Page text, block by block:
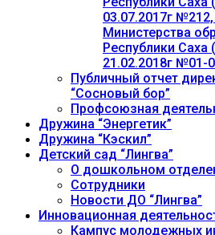
03.07.2017г
Министерства
Республики Саха
21.02.2018г №01-
Публичный отчет
“Сосновый бор”
Профсоюзная
Дружина “Энергетик”
Дружина “Кэскил”
Детский сад “Лингва”
О дошкольном
Сотрудники
Новости ДО “Лингва”
Инновационная
Кампус молодежных